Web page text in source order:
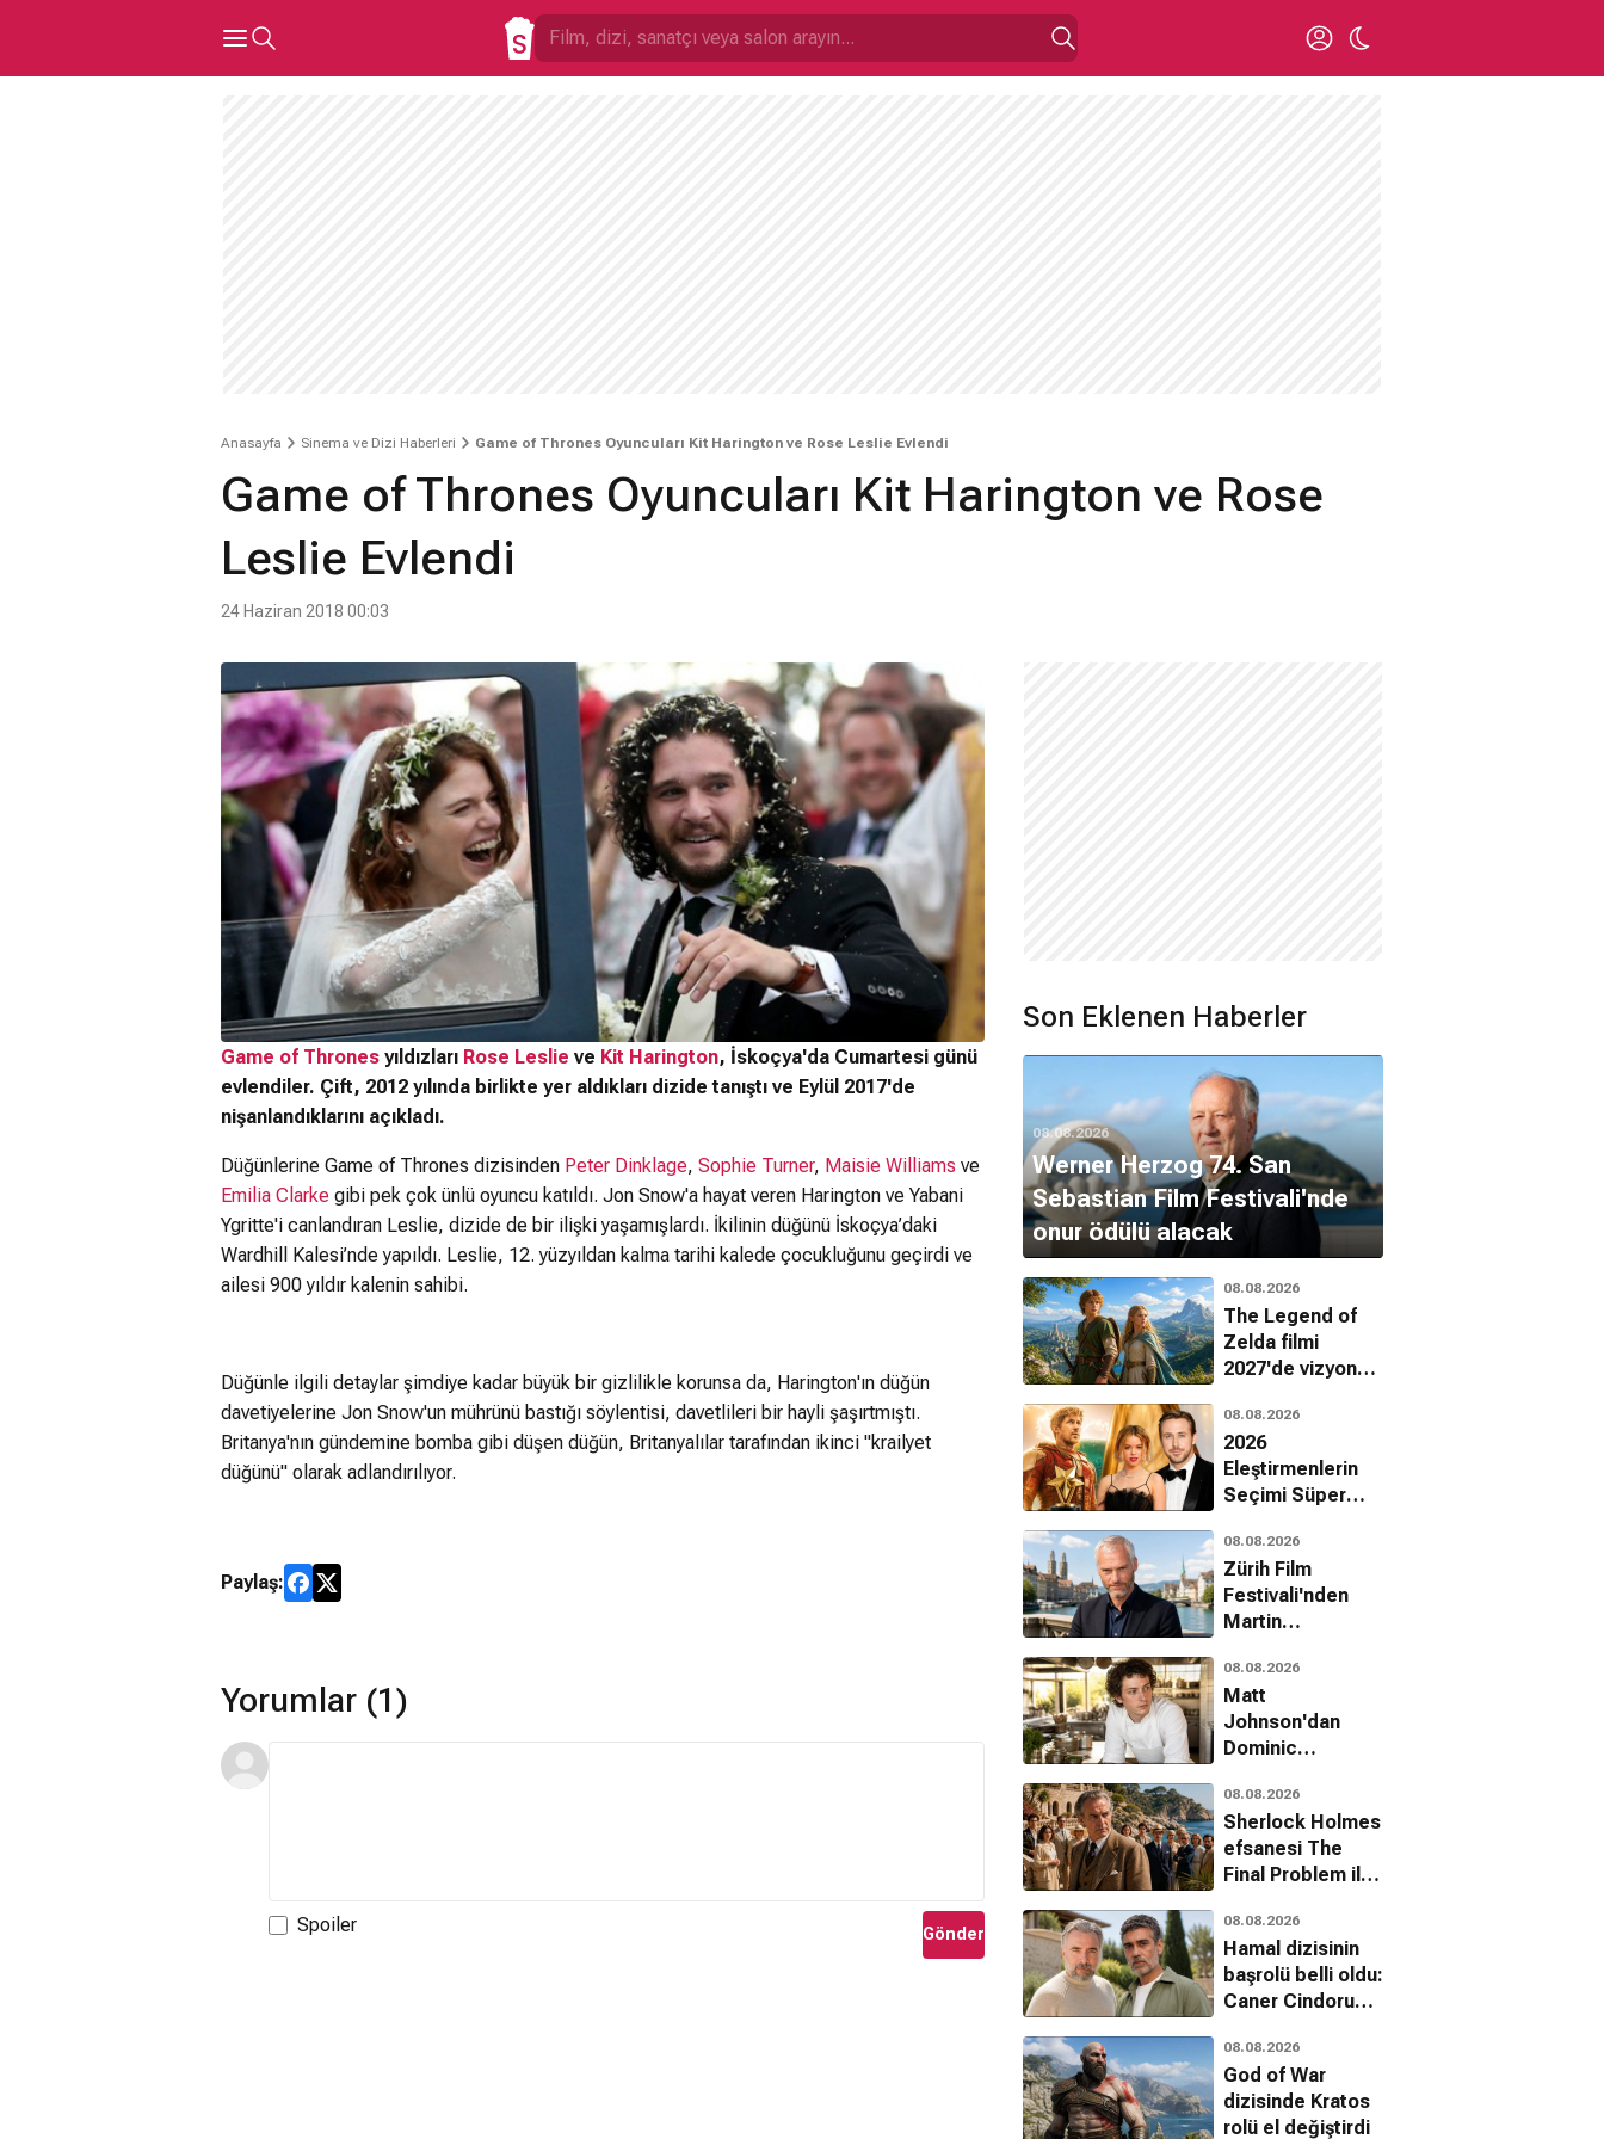
Anasayfa Sinema ve Dizi Haberleri Game of Thrones Oyuncuları Kit Harington ve Rose Leslie Evlendi
Game of Thrones Oyuncuları Kit Harington ve Rose
Leslie Evlendi
24 Haziran 2018 00:03
Game of Thrones yıldızları Rose Leslie ve Kit Harington, İskoçya'da Cumartesi günü
evlendiler. Çift, 2012 yılında birlikte yer aldıkları dizide tanıştı ve Eylül 2017'de
nişanlandıklarını açıkladı.
Düğünlerine Game of Thrones dizisinden Peter Dinklage, Sophie Turner, Maisie Williams ve
Emilia Clarke gibi pek çok ünlü oyuncu katıldı. Jon Snow'a hayat veren Harington ve Yabani
Ygritte'i canlandıran Leslie, dizide de bir ilişki yaşamışlardı. İkilinin düğünü İskoçya’daki
Wardhill Kalesi’nde yapıldı. Leslie, 12. yüzyıldan kalma tarihi kalede çocukluğunu geçirdi ve
ailesi 900 yıldır kalenin sahibi.
Düğünle ilgili detaylar şimdiye kadar büyük bir gizlilikle korunsa da, Harington'ın düğün
davetiyelerine Jon Snow'un mührünü bastığı söylentisi, davetlileri bir hayli şaşırtmıştı.
Britanya'nın gündemine bomba gibi düşen düğün, Britanyalılar tarafından ikinci "krailyet
düğünü" olarak adlandırılıyor.
Paylaş:
Yorumlar (1)
Spoiler Gönder
Son Eklenen Haberler
08.08.2026
Werner Herzog 74. San
Sebastian Film Festivali'nde
onur ödülü alacak
08.08.2026
The Legend of
Zelda filmi
2027'de vizyona
08.08.2026
2026
Eleştirmenlerin
Seçimi Süper
sahiplerini buldu
08.08.2026
Zürih Film
Festivali'nden
Martin
ödülü
08.08.2026
Matt
Johnson'dan
Dominic
tavsiye:
Hazırlanma
08.08.2026
Sherlock Holmes
efsanesi The
Final Problem ile
dönüyor
08.08.2026
Hamal dizisinin
başrolü belli oldu:
Caner Cindoruk
08.08.2026
God of War
dizisinde Kratos
rolü el değiştirdi